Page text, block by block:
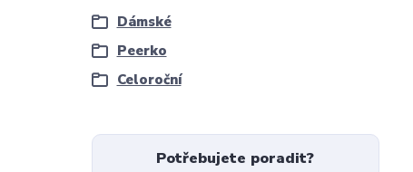
Dámské
Peerko
Celoroční
Potřebujete poradit?